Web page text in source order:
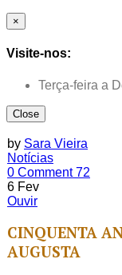
×
Visite-nos:
Terça-feira a
Close
by Sara Vieira
Notícias
0 Comment72
6 Fev
Ouvir
CINQUENTA
AUGUSTA